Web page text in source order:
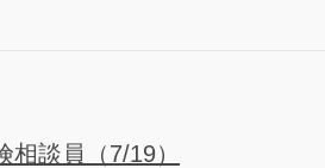
談員（7/19）